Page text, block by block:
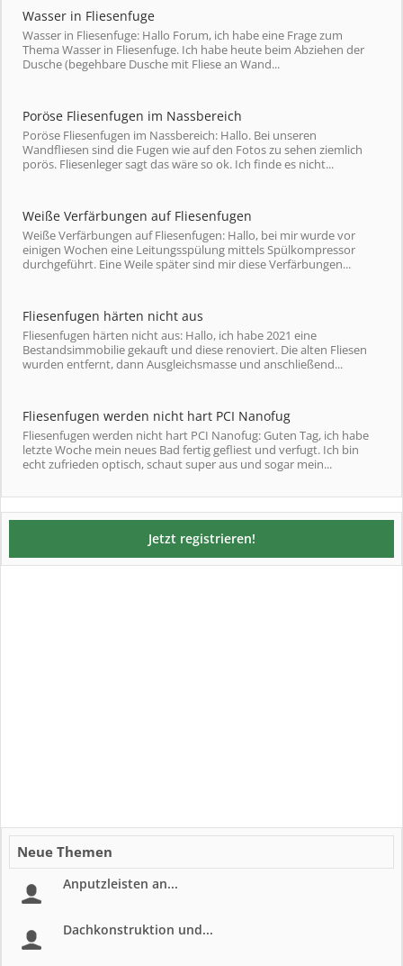
Wasser in Fliesenfuge
Wasser in Fliesenfuge: Hallo Forum, ich habe eine Frage zum
Thema Wasser in Fliesenfuge. Ich habe heute beim Abziehen der
Dusche (begehbare Dusche mit Fliese an Wand...
Poröse Fliesenfugen im Nassbereich
Poröse Fliesenfugen im Nassbereich: Hallo. Bei unseren
Wandfliesen sind die Fugen wie auf den Fotos zu sehen ziemlich
porös. Fliesenleger sagt das wäre so ok. Ich finde es nicht...
Weiße Verfärbungen auf Fliesenfugen
Weiße Verfärbungen auf Fliesenfugen: Hallo, bei mir wurde vor
einigen Wochen eine Leitungsspülung mittels Spülkompressor
durchgeführt. Eine Weile später sind mir diese Verfärbungen...
Fliesenfugen härten nicht aus
Fliesenfugen härten nicht aus: Hallo, ich habe 2021 eine
Bestandsimmobilie gekauft und diese renoviert. Die alten Fliesen
wurden entfernt, dann Ausgleichsmasse und anschließend...
Fliesenfugen werden nicht hart PCI Nanofug
Fliesenfugen werden nicht hart PCI Nanofug: Guten Tag, ich habe
letzte Woche mein neues Bad fertig gefliest und verfugt. Ich bin
echt zufrieden optisch, schaut super aus und sogar mein...
Jetzt registrieren!
Neue Themen
Anputzleisten an...
Dachkonstruktion und...